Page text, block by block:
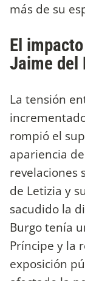
más de su
El
Jaime del
La tensión
rompió el
apariencia
revelaciones
de Letizia y
sacudido la
Burgo tenía
Príncipe y la
exposición